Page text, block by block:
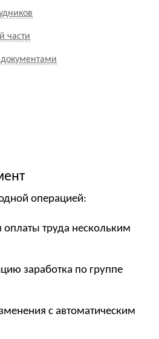
части
операцией:
оплаты труда нескольким
заработка по группе
с автоматическим